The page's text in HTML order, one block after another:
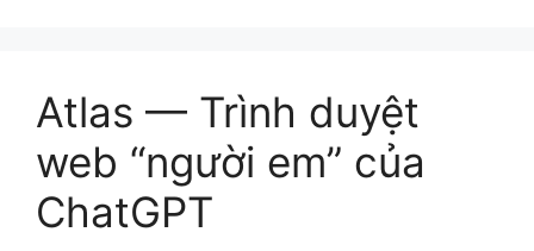
Atlas — Trình duyệt
web “người em” của
ChatGPT